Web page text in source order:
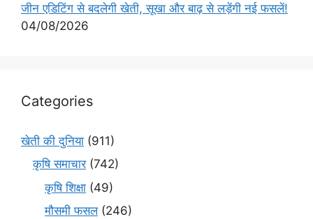
जीन एडिटिंग से बदलेगी खेती, सूखा और बाढ़ से लड़ेंगी नई फसलें!
04/08/2026
Categories
खेती की दुनिया (911)
कृषि समाचार(742)
कृषि शिक्षा (49)
मौसमी फसल(246)